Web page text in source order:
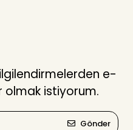
e-
istiyorum.
Gönder